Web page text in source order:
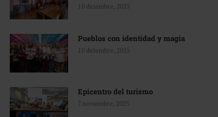
10 diciembre, 2025
Pueblos con identidad y magia
10 diciembre, 2025
Epicentro del turismo
7 noviembre, 2025